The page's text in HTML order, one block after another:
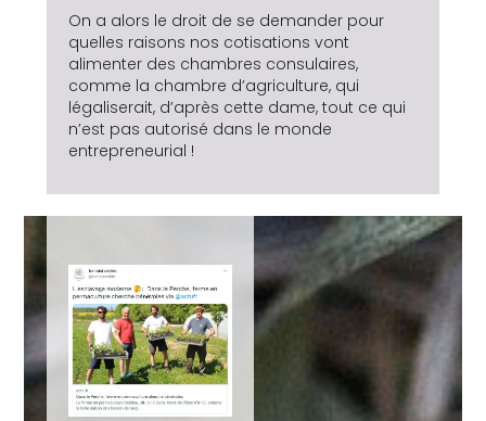
On a alors le droit de se demander pour
quelles raisons nos cotisations vont
alimenter des chambres consulaires,
comme la chambre d’agriculture, qui
légaliserait, d’après cette dame, tout ce qui
n’est pas autorisé dans le monde
entrepreneurial !